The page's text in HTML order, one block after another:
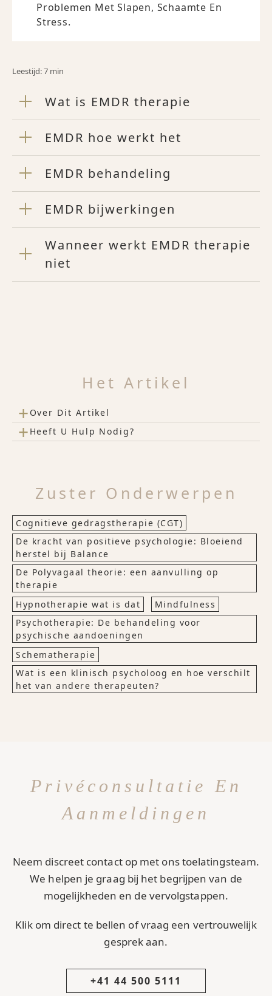
Problemen Met Slapen, Schaamte En
Stress.
Leestijd: 7 min
Wat is EMDR therapie
EMDR hoe werkt het
EMDR behandeling
EMDR bijwerkingen
Wanneer werkt EMDR therapie
niet
Het Artikel
+ Over Dit Artikel
+ Heeft U Hulp Nodig?
Zuster Onderwerpen
Cognitieve gedragstherapie (CGT)
De kracht van positieve psychologie: Bloeiend
herstel bij Balance
De Polyvagaal theorie: een aanvulling op
therapie
Hypnotherapie wat is dat
Mindfulness
Psychotherapie: De behandeling voor
psychische aandoeningen
Schematherapie
Wat is een klinisch psycholoog en hoe verschilt
het van andere therapeuten?
Privéconsultatie En
Aanmeldingen
Neem discreet contact op met ons toelatingsteam.
We helpen je graag bij het begrijpen van de
mogelijkheden en de vervolgstappen.
Klik om direct te bellen of vraag een vertrouwelijk
gesprek aan.
+41 44 500 5111